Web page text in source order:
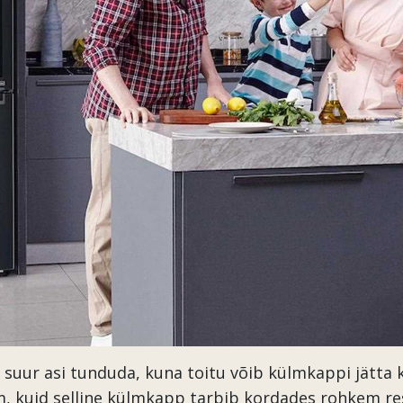
suur asi tunduda, kuna toitu võib külmkappi jätta
kuid selline külmkapp tarbib kordades rohkem